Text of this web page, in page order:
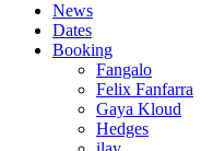
News
Dates
Booking
Fangalo
Felix Fanfarra
Gaya Kloud
Hedges